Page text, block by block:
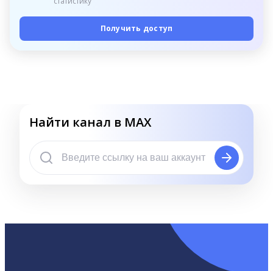
Получить доступ
Найти канал в MAX